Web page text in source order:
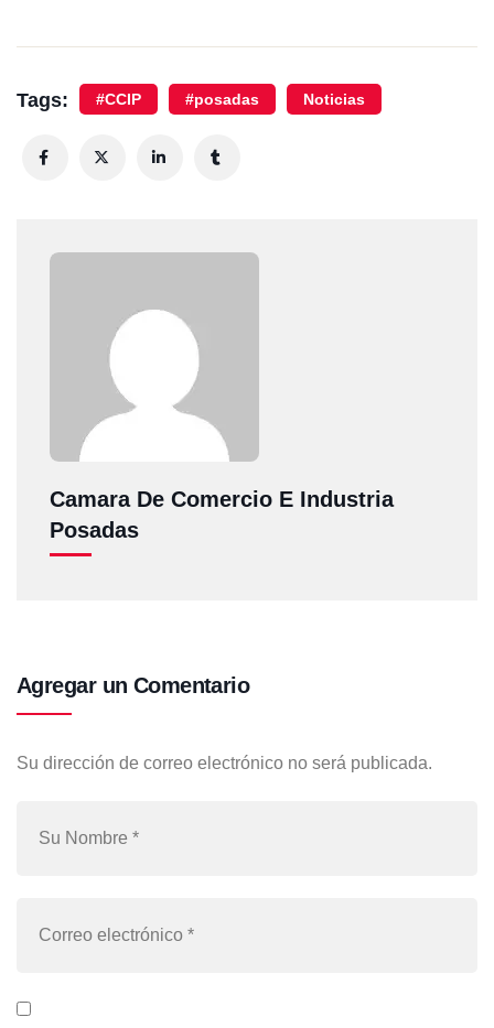
Tags: #CCIP #posadas Noticias
Camara De Comercio E Industria
Posadas
Agregar un Comentario
Su dirección de correo electrónico no será publicada.